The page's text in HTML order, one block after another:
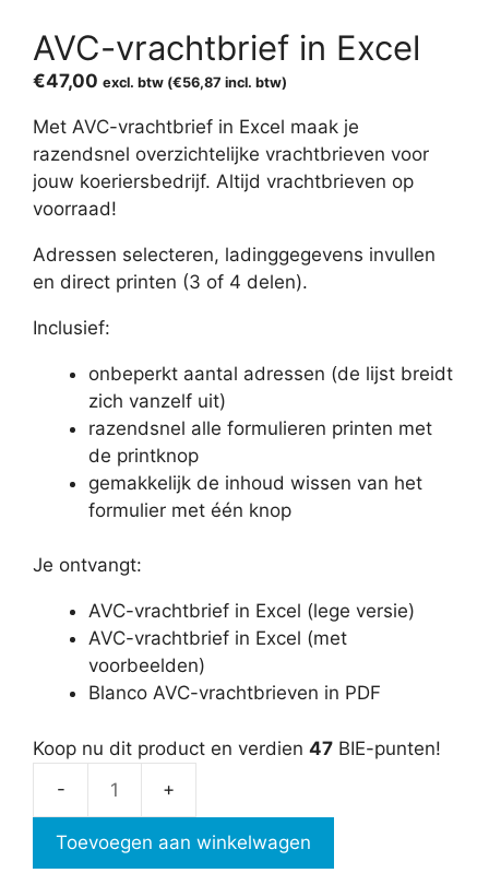
AVC-vrachtbrief in Excel
€47,00 excl. btw (€56,87 incl. btw)
Met AVC-vrachtbrief in Excel maak je
razendsnel overzichtelijke vrachtbrieven voor
jouw koeriersbedrijf. Altijd vrachtbrieven op
voorraad!
Adressen selecteren, ladinggegevens invullen
en direct printen (3 of 4 delen).
Inclusief:
onbeperkt aantal adressen (de lijst breidt
zich vanzelf uit)
razendsnel alle formulieren printen met
de printknop
gemakkelijk de inhoud wissen van het
formulier met één knop
Je ontvangt:
AVC-vrachtbrief in Excel (lege versie)
AVC-vrachtbrief in Excel (met
voorbeelden)
Blanco AVC-vrachtbrieven in PDF
Koop nu dit product en verdien 47 BIE-punten!
in
Toevoegen aan winkelwagen